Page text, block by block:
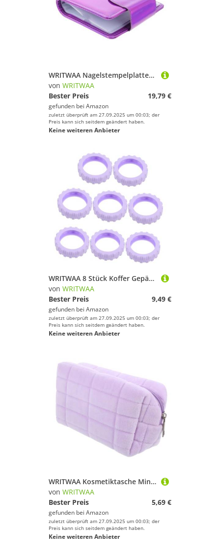
WRITWAA Nagelstempelplatten Tasche Fächer Nageldesign Organizer Langlebig Snap Button Verschluss für Anfänger und Profis Nagelkunst Aufbewahrungstasche
von WRITWAA
Bester Preis
19,79 €
gefunden bei Amazon
zuletzt überprüft am 27.09.2025 um 00:03; der
Preis kann sich seitdem geändert haben.
Keine weiteren Anbieter
WRITWAA 8 Stück Koffer Gepäckrad -Schutzhülle Gepäck-Stummradabdeckung Gepäck -Silikonrad -Beschützer Gepäckrollenschutz Silikon -Gepäckradabdeckungen Gepäckfußschutz Kieselgel Violett
von WRITWAA
Bester Preis
9,49 €
gefunden bei Amazon
zuletzt überprüft am 27.09.2025 um 00:03; der
Preis kann sich seitdem geändert haben.
Keine weiteren Anbieter
WRITWAA Kosmetiktasche Mini Klare Kosmetik-Reisetasche Kleiner Beutel Reisen personalisierte Reisetasche Aufbewahrungstaschen mit Reißverschluss tragbare Aufbewahrungstasche Linter Violett
von WRITWAA
Bester Preis
5,69 €
gefunden bei Amazon
zuletzt überprüft am 27.09.2025 um 00:03; der
Preis kann sich seitdem geändert haben.
Keine weiteren Anbieter